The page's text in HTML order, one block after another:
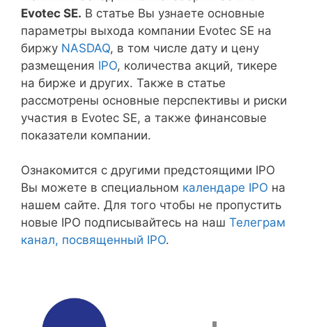
Evotec SE. В статье Вы узнаете основные
параметры выхода компании Evotec SE на
биржу NASDAQ, в том числе дату и цену
размещения IPO, количества акций, тикере
на бирже и других. Также в статье
рассмотрены основные перспективы и риски
участия в Evotec SE, а также финансовые
показатели компании.
Ознакомится с другими предстоящими IPO
Вы можете в специальном календаре IPO на
нашем сайте. Для того чтобы не пропустить
новые IPO подписывайтесь на наш Телеграм
канал, посвященный IPO.